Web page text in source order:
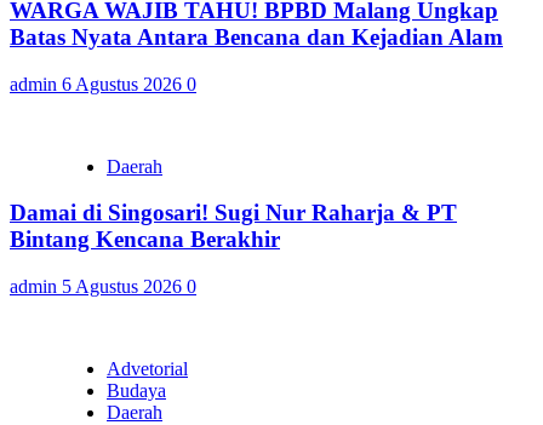
WARGA WAJIB TAHU! BPBD Malang Ungkap
Batas Nyata Antara Bencana dan Kejadian Alam
admin 6 Agustus 2026 0
Daerah
Damai di Singosari! Sugi Nur Raharja & PT
Bintang Kencana Berakhir
admin 5 Agustus 2026 0
Advetorial
Budaya
Daerah